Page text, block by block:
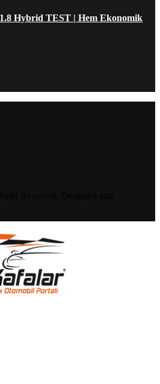
Hybrid TEST | Hem Ekonomik
Reserved. Designed and